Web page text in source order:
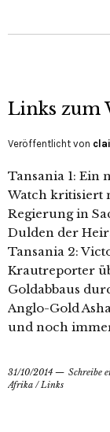
Links zum
Veröffentlicht von
Tansania 1: Ein
Watch kritisiert
Regierung in
Dulden der
Tansania 2:
Krautreporter
Goldabbaus
Anglo-Gold
und noch
31/10/2014
Schreibe
Afrika /Links